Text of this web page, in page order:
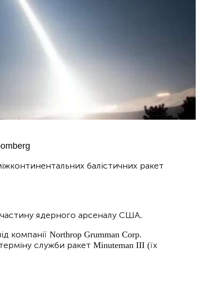
балістичних ракет
частину ядерного арсеналу США.
Northrop Grumman Corp.
служби ракет Minuteman III (їх